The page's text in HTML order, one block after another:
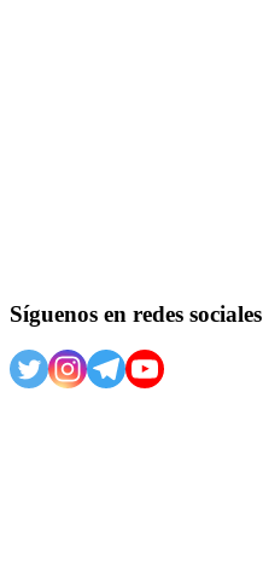
Síguenos en redes sociales